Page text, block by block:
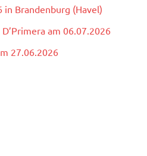
in Brandenburg (Havel)
am 06.07.2026
27.06.2026